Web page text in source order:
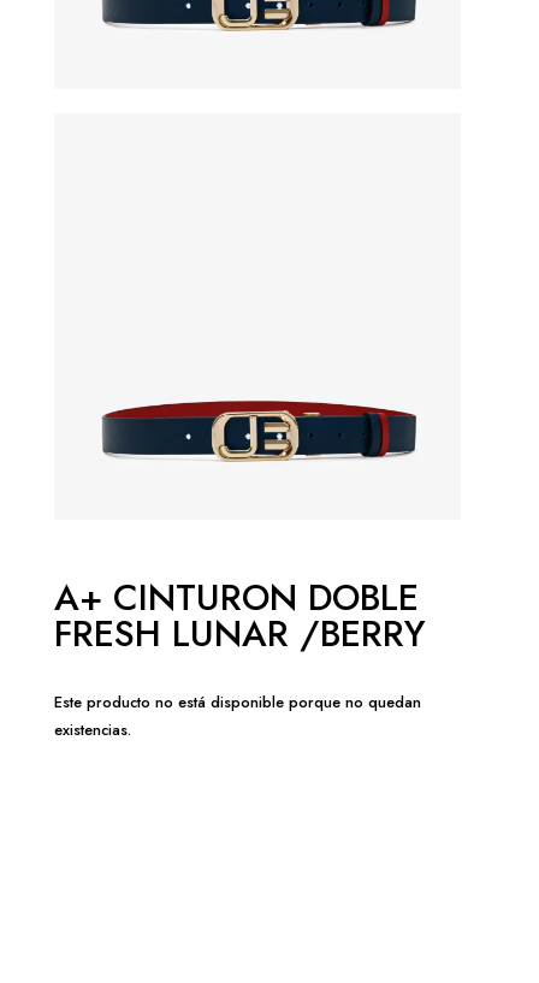
A+ CINTURON DOBLE
FRESH LUNAR /BERRY
Este producto no está disponible porque no quedan
existencias.